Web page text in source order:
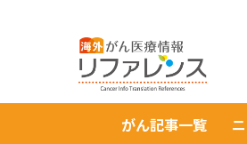
がん記事一覧